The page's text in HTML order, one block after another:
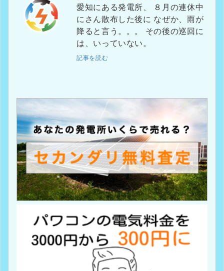
愛知にある発電所、 ８月の連休中
にさん散布した後に なぜか、雨が
降ると言う。。。 その後の巡回に
は、いっていない。
記事を読む